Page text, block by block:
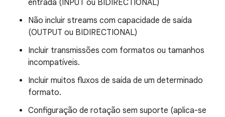
entrada (INPUT ou BIDIRECTIONAL)
Não incluir streams com capacidade de saída
(OUTPUT ou BIDIRECTIONAL)
Incluir transmissões com formatos ou tamanhos
incompatíveis.
Incluir muitos fluxos de saída de um determinado
formato.
Configuração de rotação sem suporte (aplica-se